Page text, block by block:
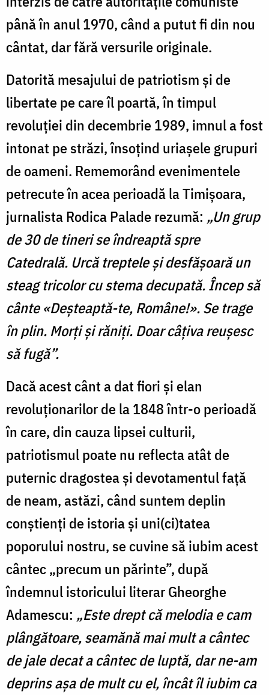
până în anul 1970, când a putut fi din nou
cântat, dar fără versurile originale.
Datorită mesajului de patriotism și de
libertate pe care îl poartă, în timpul
revoluţiei din decembrie 1989, imnul a fost
intonat pe străzi, însoţind uriaşele grupuri
de oameni. Rememorând evenimentele
petrecute în acea perioadă la Timişoara,
jurnalista Rodica Palade rezumă: „Un grup
de 30 de tineri se îndreaptă spre
Catedrală. Urcă treptele şi desfăşoară un
steag tricolor cu stema decupată. Încep să
cânte «Deşteaptă-te, Române!». Se trage
în plin. Morţi şi răniţi. Doar câţiva reuşesc
să fugă”.
Dacă acest cânt a dat fiori şi elan
revoluţionarilor de la 1848 într-o perioadă
în care, din cauza lipsei culturii,
patriotismul poate nu reflecta atât de
puternic dragostea şi devotamentul faţă
de neam, astăzi, când suntem deplin
conştienţi de istoria şi uni(ci)tatea
poporului nostru, se cuvine să iubim acest
cântec „precum un părinte”, după
îndemnul istoricului literar Gheorghe
Adamescu: „Este drept că melodia e cam
plângătoare, seamănă mai mult a cântec
de jale decat a cântec de luptă, dar ne-am
deprins aşa de mult cu el, încât îl iubim ca